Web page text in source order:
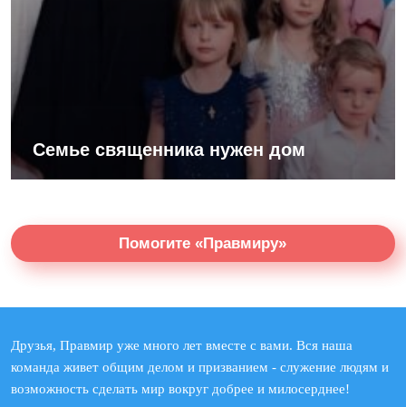
Семье священника нужен дом
Помогите «Правмиру»
Друзья, Правмир уже много лет вместе с вами. Вся наша
команда живет общим делом и призванием - служение людям и
возможность сделать мир вокруг добрее и милосерднее!